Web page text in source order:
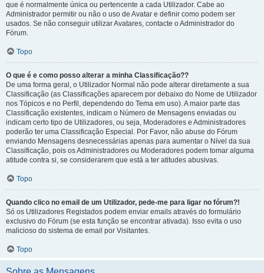
que é normalmente única ou pertencente a cada Utilizador. Cabe ao
Administrador permitir ou não o uso de Avatar e definir como podem ser
usados. Se não conseguir utilizar Avatares, contacte o Administrador do
Fórum.
Topo
O que é e como posso alterar a minha Classificação??
De uma forma geral, o Utilizador Normal não pode alterar diretamente a sua
Classificação (as Classificações aparecem por debaixo do Nome de Utilizador
nos Tópicos e no Perfil, dependendo do Tema em uso). A maior parte das
Classificação existentes, indicam o Número de Mensagens enviadas ou
indicam certo tipo de Utilizadores, ou seja, Moderadores e Administradores
poderão ter uma Classificação Especial. Por Favor, não abuse do Fórum
enviando Mensagens desnecessárias apenas para aumentar o Nível da sua
Classificação, pois os Administradores ou Moderadores podem tomar alguma
atitude contra si, se considerarem que está a ter atitudes abusivas.
Topo
Quando clico no email de um Utilizador, pede-me para ligar no fórum?!
Só os Utilizadores Registados podem enviar emails através do formulário
exclusivo do Fórum (se esta função se encontrar ativada). Isso evita o uso
malicioso do sistema de email por Visitantes.
Topo